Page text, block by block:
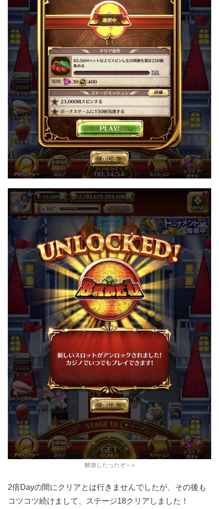
解放したったぞ～♪
2倍Dayの間にクリアとは行きませんでしたが、その後も
コツコツ続けまして、ステージ18クリアしました！